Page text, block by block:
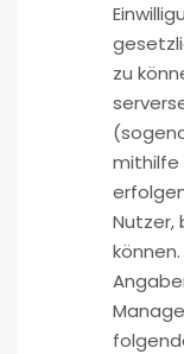
zu
mithilfe
Nutzer,